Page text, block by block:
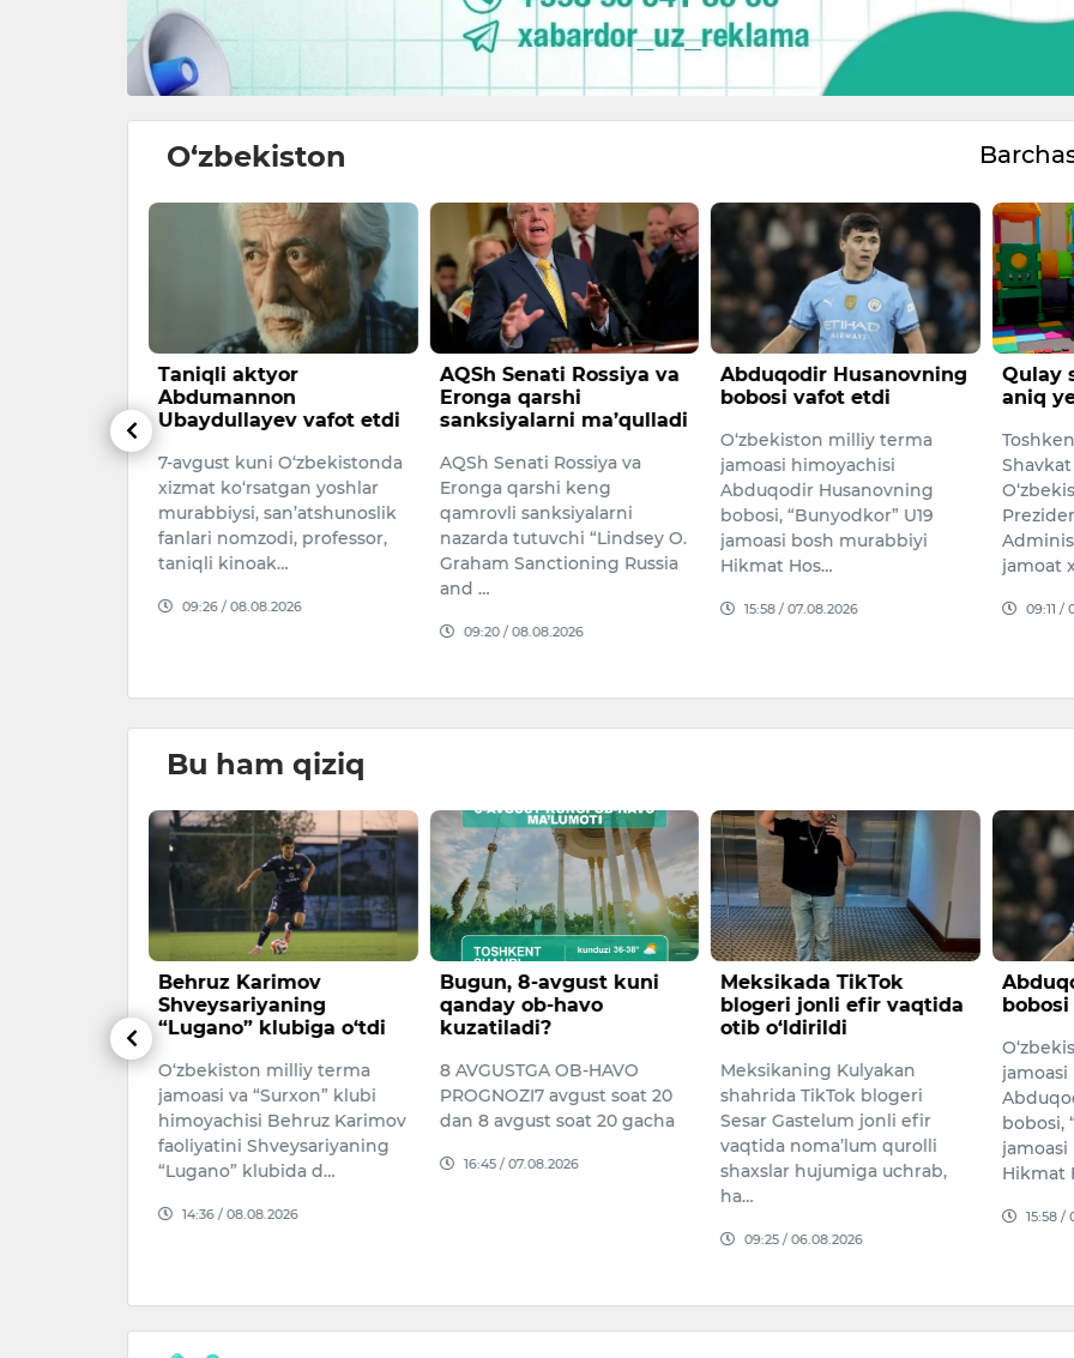
O‘zbekiston
Taniqli aktyor
Abdumannon
Ubaydullayev vafot etdi
7-avgust kuni O‘zbekistonda
xizmat ko‘rsatgan yoshlar
murabbiysi, san’atshunoslik
fanlari nomzodi, professor,
taniqli kinoak…
09:26 / 08.08.2026
AQSh Senati Rossiya va
Eronga qarshi
sanksiyalarni ma’qulladi
AQSh Senati Rossiya va
Eronga qarshi keng
qamrovli sanksiyalarni
nazarda tutuvchi “Lindsey O.
Graham Sanctioning Russia
and …
09:20 / 08.08.2026
Abduqodir Husanovning
bobosi vafot etdi
O‘zbekiston milliy terma
jamoasi himoyachisi
Abduqodir Husanovning
bobosi, “Bunyodkor” U19
jamoasi bosh murabbiyi
Hikmat Hos…
15:58 / 07.08.2026
Qulay
aniq
jamoat
09:11 /
Bu ham qiziq
Behruz Karimov
Shveysariyaning
“Lugano” klubiga o‘tdi
O‘zbekiston milliy terma
jamoasi va “Surxon” klubi
himoyachisi Behruz Karimov
faoliyatini Shveysariyaning
“Lugano” klubida d…
14:36 / 08.08.2026
Bugun, 8-avgust kuni
qanday ob-havo
kuzatiladi?
8 AVGUSTGA OB-HAVO
PROGNOZI7 avgust soat 20
dan 8 avgust soat 20 gacha
16:45 / 07.08.2026
Meksikada TikTok
blogeri jonli efir vaqtida
otib o‘ldirildi
Meksikaning Kulyakan
shahrida TikTok blogeri
Sesar Gastelum jonli efir
vaqtida noma’lum qurolli
shaxslar hujumiga uchrab,
ha…
09:25 / 06.08.2026
bobosi,
Hikmat
15:58 /